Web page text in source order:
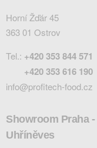
Horní Žďár 45
363 01 Ostrov
Tel.: +420 353 844 571
+420 353 616 190
info@profitech-food.cz
Showroom Praha -
Uhříněves